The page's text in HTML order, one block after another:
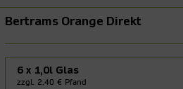
Bertrams Orange Direkt
6 x 1,0l Glas
zzgl. 2,40 € Pfand